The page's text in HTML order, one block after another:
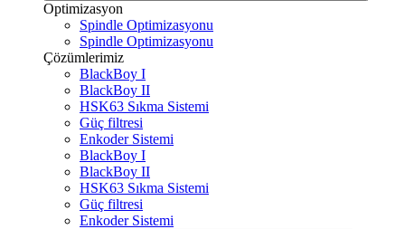
Optimizasyon
Spindle Optimizasyonu
Spindle Optimizasyonu
Çözümlerimiz
BlackBoy I
BlackBoy II
HSK63 Sıkma Sistemi
Güç filtresi
Enkoder Sistemi
BlackBoy I
BlackBoy II
HSK63 Sıkma Sistemi
Güç filtresi
Enkoder Sistemi